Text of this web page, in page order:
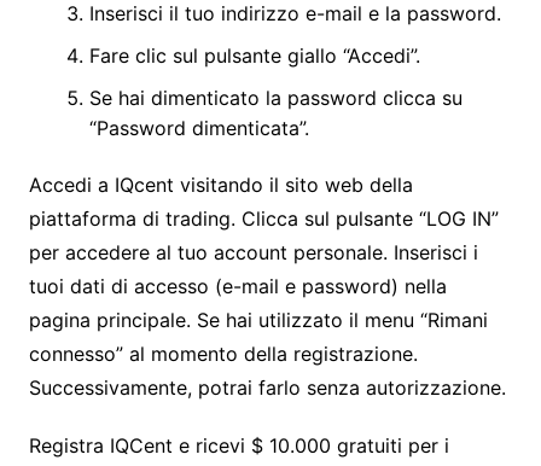
Inserisci il tuo indirizzo e-mail e la password.
Fare clic sul pulsante giallo “Accedi”.
Se hai dimenticato la password clicca su
“Password dimenticata”.
Accedi a IQcent visitando il sito web della
piattaforma di trading. Clicca sul pulsante “LOG IN”
per accedere al tuo account personale. Inserisci i
tuoi dati di accesso (e-mail e password) nella
pagina principale. Se hai utilizzato il menu “Rimani
connesso” al momento della registrazione.
Successivamente, potrai farlo senza autorizzazione.
Registra IQCent e ricevi $ 10.000 gratuiti per i